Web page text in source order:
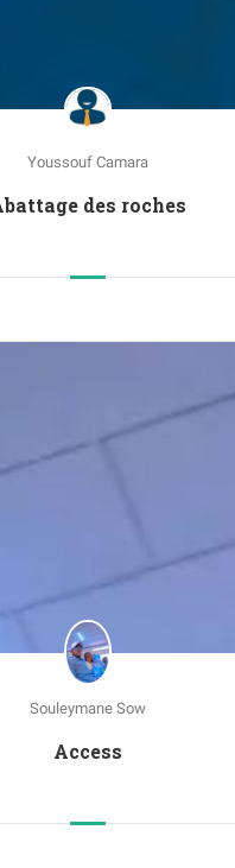
Youssouf Camara
des roches
Souleymane Sow
Access